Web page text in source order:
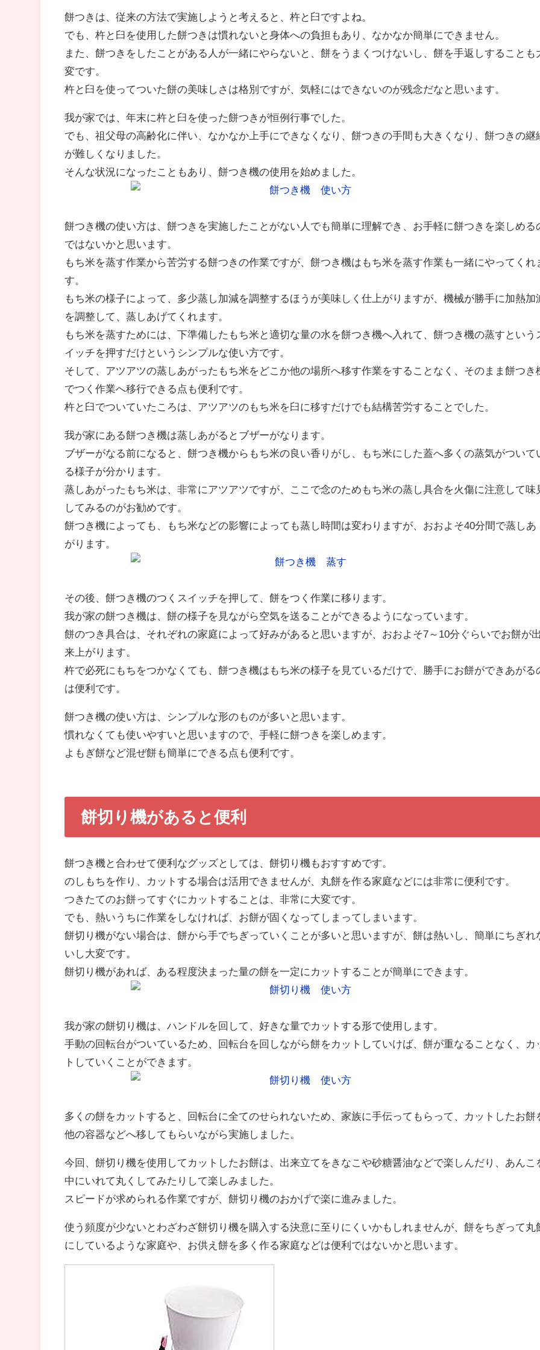
餅つきは、従来の方法で実施しようと考えると、杵と臼ですよね。
でも、杵と臼を使用した餅つきは慣れないと身体への負担もあり、なかなか簡単にできません。
また、餅つきをしたことがある人が一緒にやらないと、餅をうまくつけないし、餅を手返しすることも
変です。
杵と臼を使ってついた餅の美味しさは格別ですが、気軽にはできないのが残念だなと思います。
我が家では、年末に杵と臼を使った餅つきが恒例行事でした。
でも、祖父母の高齢化に伴い、なかなか上手にできなくなり、餅つきの手間も大きくなり、餅つきの継
が難しくなりました。
そんな状況になったこともあり、餅つき機の使用を始めました。
餅つき機の使い方は、餅つきを実施したことがない人でも簡単に理解でき、お手軽に餅つきを楽しめる
ではないかと思います。
もち米を蒸す作業から苦労する餅つきの作業ですが、餅つき機はもち米を蒸す作業も一緒にやってくれ
す。
もち米の様子によって、多少蒸し加減を調整するほうが美味しく仕上がりますが、機械が勝手に加熱加
を調整して、蒸しあげてくれます。
もち米を蒸すためには、下準備したもち米と適切な量の水を餅つき機へ入れて、餅つき機の蒸すという
イッチを押すだけというシンプルな使い方です。
そして、アツアツの蒸しあがったもち米をどこか他の場所へ移す作業をすることなく、そのまま餅つき
でつく作業へ移行できる点も便利です。
杵と臼でついていたころは、アツアツのもち米を臼に移すだけでも結構苦労することでした。
我が家にある餅つき機は蒸しあがるとブザーがなります。
ブザーがなる前になると、餅つき機からもち米の良い香りがし、もち米にした蓋へ多くの蒸気がついて
る様子が分かります。
蒸しあがったもち米は、非常にアツアツですが、ここで念のためもち米の蒸し具合を火傷に注意して味
してみるのがお勧めです。
餅つき機によっても、もち米などの影響によっても蒸し時間は変わりますが、おおよそ40分間で蒸しあ
がります。
その後、餅つき機のつくスイッチを押して、餅をつく作業に移ります。
我が家の餅つき機は、餅の様子を見ながら空気を送ることができるようになっています。
餅のつき具合は、それぞれの家庭によって好みがあると思いますが、おおよそ7～10分ぐらいでお餅が
来上がります。
杵で必死にもちをつかなくても、餅つき機はもち米の様子を見ているだけで、勝手にお餅ができあがる
は便利です。
餅つき機の使い方は、シンプルな形のものが多いと思います。
慣れなくても使いやすいと思いますので、手軽に餅つきを楽しめます。
よもぎ餅など混ぜ餅も簡単にできる点も便利です。
餅切り機があると便利
餅つき機と合わせて便利なグッズとしては、餅切り機もおすすめです。
のしもちを作り、カットする場合は活用できませんが、丸餅を作る家庭などには非常に便利です。
つきたてのお餅ってすぐにカットすることは、非常に大変です。
でも、熱いうちに作業をしなければ、お餅が固くなってしまってしまいます。
餅切り機がない場合は、餅から手でちぎっていくことが多いと思いますが、餅は熱いし、簡単にちぎれ
いし大変です。
餅切り機があれば、ある程度決まった量の餅を一定にカットすることが簡単にできます。
我が家の餅切り機は、ハンドルを回して、好きな量でカットする形で使用します。
手動の回転台がついているため、回転台を回しながら餅をカットしていけば、餅が重なることなく、カ
トしていくことができます。
多くの餅をカットすると、回転台に全てのせられないため、家族に手伝ってもらって、カットしたお餅
他の容器などへ移してもらいながら実施しました。
今回、餅切り機を使用してカットしたお餅は、出来立てをきなこや砂糖醤油などで楽しんだり、あんこ
中にいれて丸くしてみたりして楽しみました。
スピードが求められる作業ですが、餅切り機のおかげで楽に進みました。
使う頻度が少ないとわざわざ餅切り機を購入する決意に至りにくいかもしれませんが、餅をちぎって丸
にしているような家庭や、お供え餅を多く作る家庭などは便利ではないかと思います。